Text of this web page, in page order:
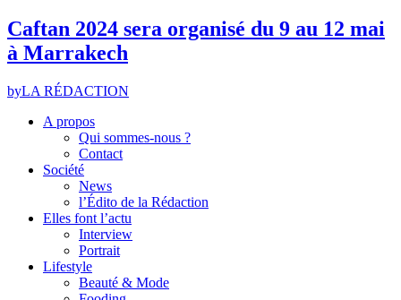
Caftan 2024 sera organisé du 9 au 12 mai
à Marrakech
byLA RÉDACTION
A propos
Qui sommes-nous ?
Contact
Société
News
l’Édito de la Rédaction
Elles font l’actu
Interview
Portrait
Lifestyle
Beauté & Mode